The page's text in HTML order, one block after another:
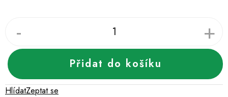
Přidat do košíku
Zeptat se
Hlídat